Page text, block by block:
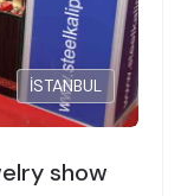
İSTANBUL
show